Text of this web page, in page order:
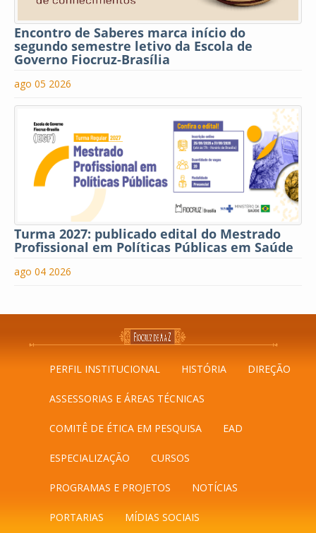
Encontro de Saberes marca início do
segundo semestre letivo da Escola de
Governo Fiocruz-Brasília
ago 05 2026
Turma 2027: publicado edital do Mestrado
Profissional em Políticas Públicas em Saúde
ago 04 2026
PERFIL INSTITUCIONAL HISTÓRIA DIREÇÃO
ASSESSORIAS E ÁREAS TÉCNICAS
COMITÊ DE ÉTICA EM PESQUISA EAD
ESPECIALIZAÇÃO CURSOS
PROGRAMAS E PROJETOS NOTÍCIAS
PORTARIAS MÍDIAS SOCIAIS